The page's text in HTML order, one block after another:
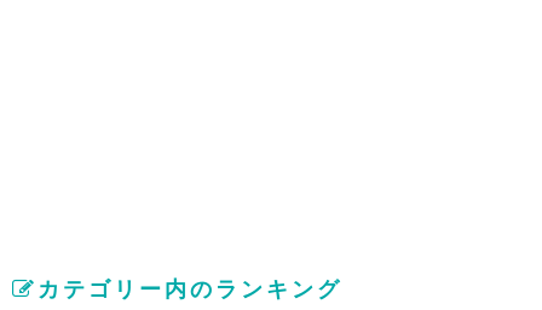
カテゴリー内のランキング